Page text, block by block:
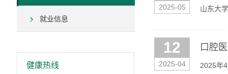
就业信息
健康热线
2025-05
山东大
12
2025-04
口腔
2025年